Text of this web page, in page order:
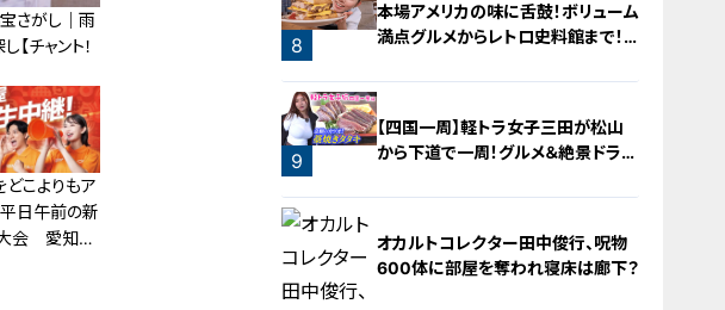
さがし｜雨
チャント！
こよりもア
平日午前の新
大会 愛知・
7
8
本場アメリカの味に舌鼓！ボリューム
満点グルメからレトロ史料館まで！
9
【四国一周】軽トラ女子三田が松山
から下道で一周！グルメ＆絶景ドライ
オカルトコレクター田中俊行、呪物
600体に部屋を奪われ寝床は廊下？